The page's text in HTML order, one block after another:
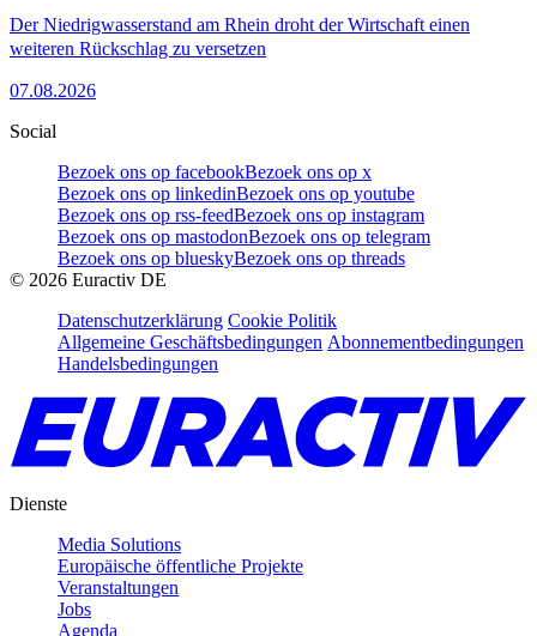
Der Niedrigwasserstand am Rhein droht der Wirtschaft einen
weiteren Rückschlag zu versetzen
07.08.2026
Social
Bezoek ons op facebookBezoek ons op x
Bezoek ons op linkedinBezoek ons op youtube
Bezoek ons op rss-feedBezoek ons op instagram
Bezoek ons op mastodonBezoek ons op telegram
Bezoek ons op blueskyBezoek ons op threads
© 2026 Euractiv DE
Datenschutzerklärung Cookie Politik
Allgemeine Geschäftsbedingungen Abonnementbedingungen
Handelsbedingungen
Dienste
Media Solutions
Europäische öffentliche Projekte
Veranstaltungen
Jobs
Agenda